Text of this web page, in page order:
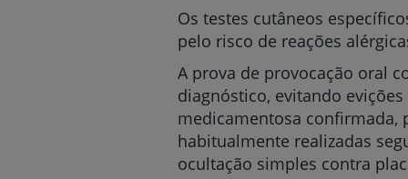
Os testes cutâneos
pelo risco de reações
A prova de provocação oral
diagnóstico, evitando
medicamentosa confirmada,
habitualmente realizadas
ocultação simples contra